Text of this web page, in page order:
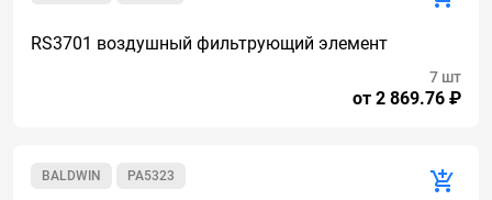
RS3701 воздушный фильтрующий элемент
от 2 869.76 ₽
7 шт
PA5323
BALDWIN